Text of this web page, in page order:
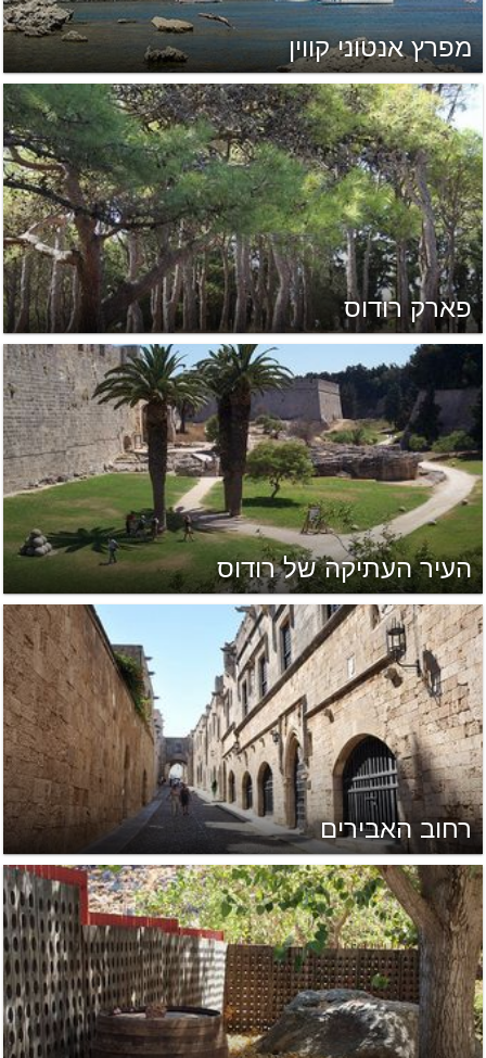
מפרץ אנטוני קווין
פארק רודוס
העיר העתיקה של רודוס
רחוב האבירים